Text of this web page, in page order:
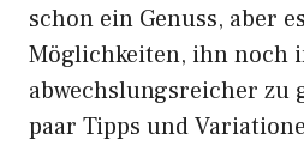
schon ein Genuss, aber
Möglichkeiten, ihn noch
abwechslungsreicher zu
paar Tipps und